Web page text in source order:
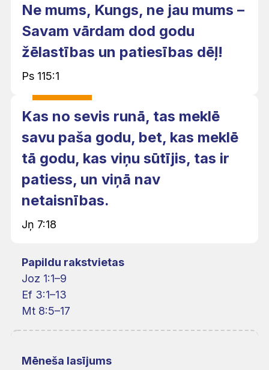
Ne mums, Kungs, ne jau mums –
Savam vārdam dod godu
žēlastības un patiesības dēļ!
Ps 115:1
Kas no sevis runā, tas meklē
savu paša godu, bet, kas meklē
tā godu, kas viņu sūtījis, tas ir
patiess, un viņā nav
netaisnības.
Jņ 7:18
Papildu rakstvietas
Joz 1:1–9
Ef 3:1–13
Mt 8:5–17
Mēneša lasījums